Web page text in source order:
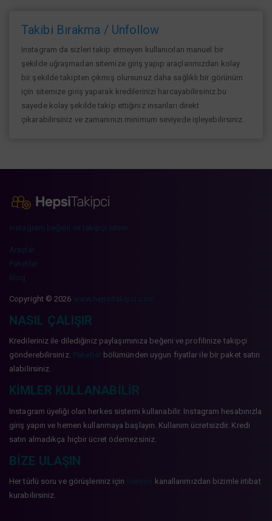
Takibi Bırakma / Unfollow
Instagram da sizleri takip etmeyen kullanıcıları manuel bir
şekilde uğraşmadan sitemize giriş yapıp araçlarımızdan kolay
bir şekilde takipten çıkmış olursunuz daha sağlıklı bir görünüm
için sitemize giriş yaparak kredilerinizi harcayabilirsiniz.bu
sayede kolay şekilde takip ettiğiniz insanları direkt
çıkarabilirsiniz ve zamanınızı minimum seviyede işleyebilirsiniz.
instagram beğeni ve takipçi sitesi
Araçlar
Paketler
Blog
Copyright © 2026 www.hepsitakipci.com
NASIL ÇALIŞIR
Kredileriniz ile dilediğiniz paylaşımınıza beğeni ve profilinize takipçi
gönderebilirsiniz. Paketler bölümünden uygun fiyatlar ile bir paket satın
alabilirsiniz.
KIMLER KULLANABILIR
Instagram üyeliği olan herkes sistemi kullanabilir. Instagram hesabınızla
giriş yapın ve hemen kullanmaya başlayın. Kullanım ücretsizdir. Kredi
satın almadıkça hiçbir ücret ödemezsiniz.
BIZE ULAŞIN
Her türlü soru ve görüşleriniz için
kanallarımızdan bizimle irtibat
kurabilirsiniz.